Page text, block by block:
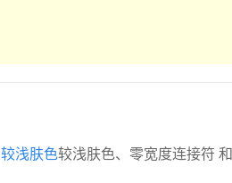
🏼较浅肤色较浅肤色、零宽度连接符 和